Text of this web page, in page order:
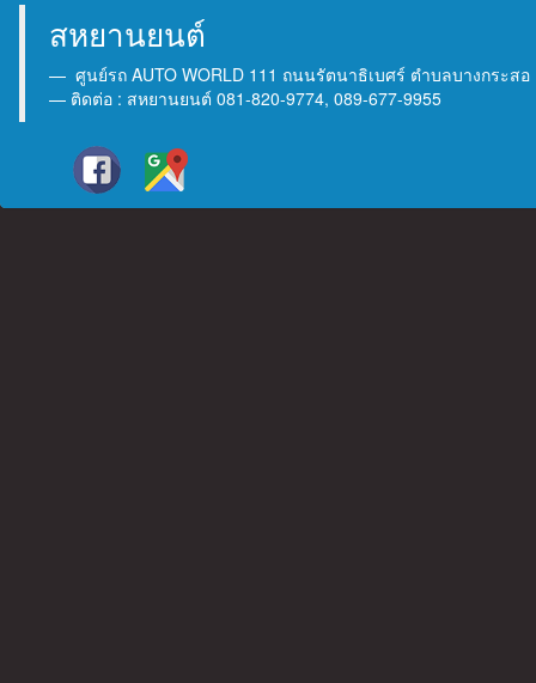
สหยานยนต์
ศูนย์รถ AUTO WORLD 111 ถนนรัตนาธิเบศร์ ตำบลบางกระส
ติดต่อ : สหยานยนต์ 081-820-9774, 089-677-9955